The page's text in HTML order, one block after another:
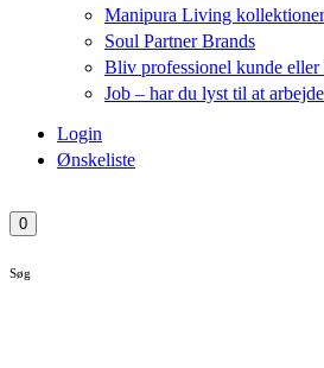
Manipura Living kollektioner
Soul Partner Brands
Bliv professionel kunde eller
Job – har du lyst til at
Login
Ønskeliste
0
Søg